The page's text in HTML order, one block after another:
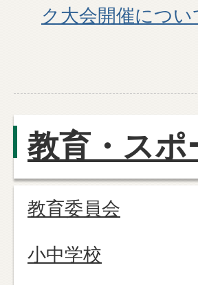
ク大会開催につい
教育・スポ
教育委員会
小中学校